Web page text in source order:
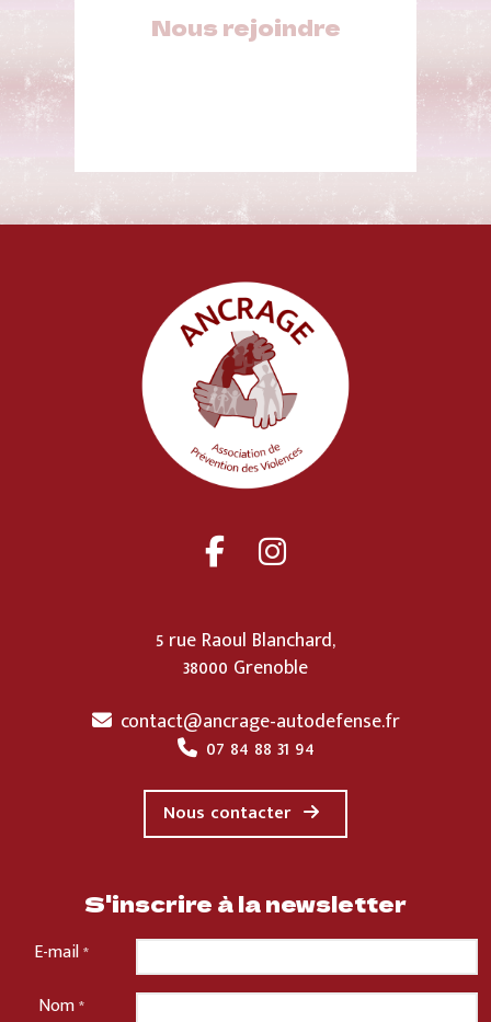
Nous rejoindre
5 rue Raoul Blanchard,
38000 Grenoble
contact@ancrage-autodefense.fr
07 84 88 31 94
Nous contacter
S'inscrire à la newsletter
E-mail*
Nom*